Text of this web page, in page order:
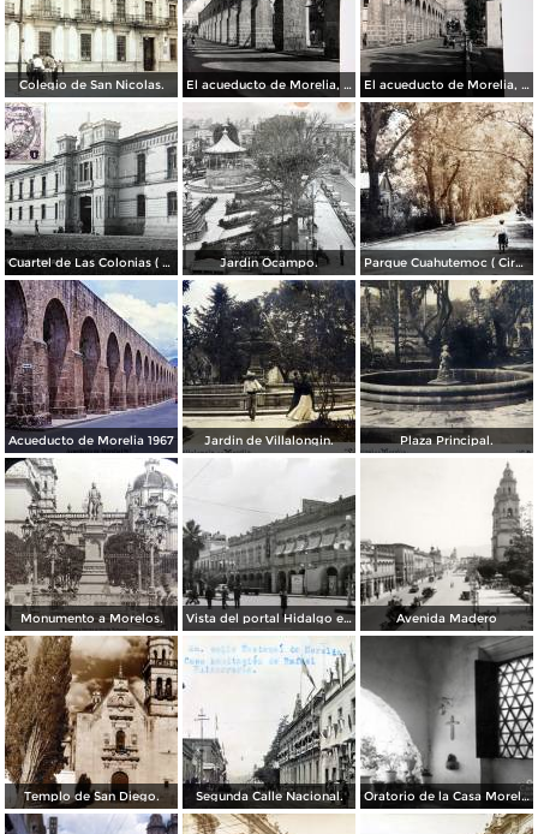
Colegio de San Nicolas. El acueducto de Morelia, Michoacán El acueducto de Morelia, Michoacán
Cuartel de Las Colonias ( Circulada el 1 de Abril de 1921 ). Jardin Ocampo. Parque Cuahutemoc ( Circulada el 24 de Junio de 1938 ).
Acueducto de Morelia 1967 Jardin de Villalongin. Plaza Principal.
Monumento a Morelos. Vista del portal Hidalgo en Morelia Michoacán ( Circulada el 6 de Abril de 1957 ). Avenida Madero
Templo de San Diego. Segunda Calle Nacional. Oratorio de la Casa Morelos